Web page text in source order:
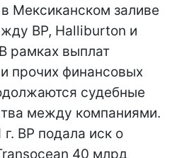
Мексиканском заливе
BP, Halliburton и
рамках выплат
прочих финансовых
судебные
между компаниями.
BP подала иск о
40 млрд